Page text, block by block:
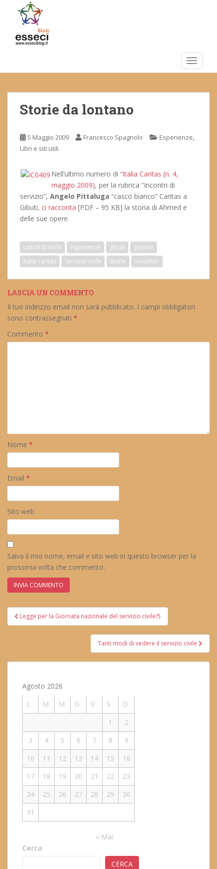
m
Storie da lontano
5 Maggio 2009 Francesco Spagnolo Esperienze,
Libri e siti utili
Nell’ultimo numero di “Italia Caritas (n. 4,
maggio 2009), per la rubrica “Incontri di
servizio”, Angelo Pittaluga “casco bianco” Caritas a
Gibuti, ci racconta [PDF – 95 KB] la storia di Ahmed e
delle sue opere.
caschi bianchi esperienze gibuti
giovani
italia caritas
servizio civile storie volontari
LASCIA UN COMMENTO
Il tuo indirizzo email non sarà pubblicato. I campi obbligatori
sono contrassegnati *
Commento *
Nome *
Email *
Sito web
Salva il mio nome, email e sito web in questo browser per la
prossima volta che commento.
Navigazione
articoli
Legge per la Giornata nazionale del servizio civile/5
Tanti modi di vedere il servizio civile
Agosto 2026
L
M M G V S
D
1
2
3
4 5 6 7 8
9
10
11 12 13 14 15
16
17
18 19 20 21 22
23
24
25 26 27 28 29
30
31
« Mar
Cerca
CERCA